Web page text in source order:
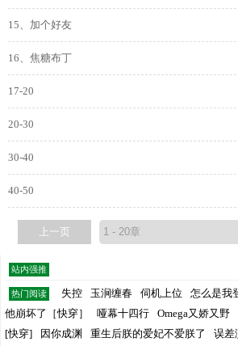
15、加个好友
16、焦糖布丁
17-20
20-30
30-40
40-50
上一页
站内强推
热门阅读 失控 玉涧缠春 伺机上位 怎么是我
他崩坏了［快穿］
哑幕十四行 Omega又娇又野
[快穿]
因你成渊 重生后朕的爱妃不爱朕了 误差